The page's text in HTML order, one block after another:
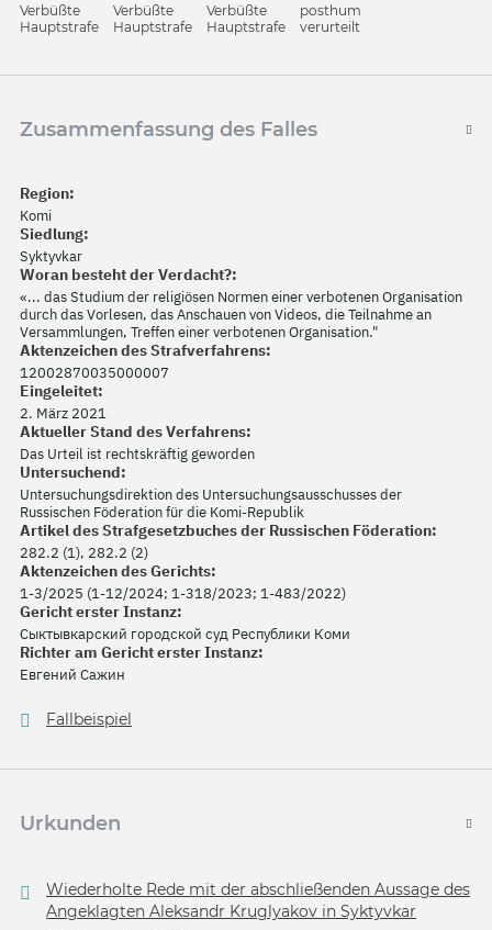
Verbüßte
Hauptstrafe
Verbüßte
Hauptstrafe
Verbüßte
Hauptstrafe
posthum
verurteilt
Zusammenfassung des Falles
Region:
Komi
Siedlung:
Syktyvkar
Woran besteht der Verdacht?:
«... das Studium der religiösen Normen einer verbotenen Organisation
durch das Vorlesen, das Anschauen von Videos, die Teilnahme an
Versammlungen, Treffen einer verbotenen Organisation."
Aktenzeichen des Strafverfahrens:
12002870035000007
Eingeleitet:
2. März 2021
Aktueller Stand des Verfahrens:
Das Urteil ist rechtskräftig geworden
Untersuchend:
Untersuchungsdirektion des Untersuchungsausschusses der
Russischen Föderation für die Komi-Republik
Artikel des Strafgesetzbuches der Russischen Föderation:
282.2 (1), 282.2 (2)
Aktenzeichen des Gerichts:
1-3/2025 (1-12/2024; 1-318/2023; 1-483/2022)
Gericht erster Instanz:
Сыктывкарский городской суд Республики Коми
Richter am Gericht erster Instanz:
Евгений Сажин
Fallbeispiel
Urkunden
Wiederholte Rede mit der abschließenden Aussage des
Angeklagten Aleksandr Kruglyakov in Syktyvkar